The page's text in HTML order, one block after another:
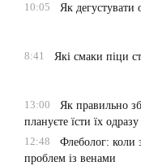
10:05
Як дегустувати
8:41
Які смаки піци
13:00
Як правильно
плануєте їсти їх одразу
12:48
Флеболог: коли
проблем із венами